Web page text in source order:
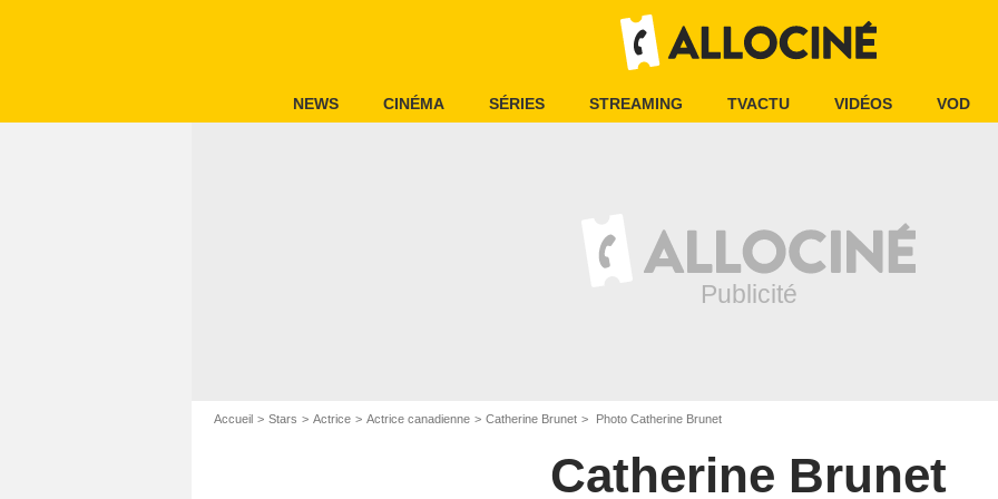
NEWS CINÉMA SÉRIES STREAMING TVACTU VIDÉOS VOD
Accueil Stars Actrice Actrice canadienne Catherine Brunet Photo Catherine Brunet
Catherine Brunet